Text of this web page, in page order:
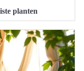
planten